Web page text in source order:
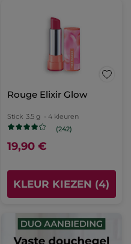
Rouge Elixir Glow
Stick 3.5 g - 4 kleuren
(242)
19,90 €
KLEUR KIEZEN (4)